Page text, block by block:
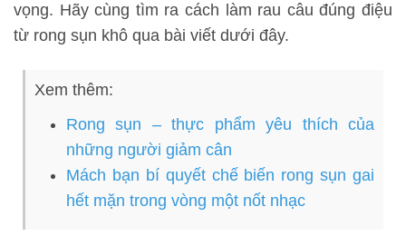
vọng. Hãy cùng tìm ra cách làm rau câu đúng điệu
từ rong sụn khô qua bài viết dưới đây.
Xem thêm:
Rong sụn – thực phẩm yêu thích của
những người giảm cân
Mách bạn bí quyết chế biến rong sụn gai
hết mặn trong vòng một nốt nhạc